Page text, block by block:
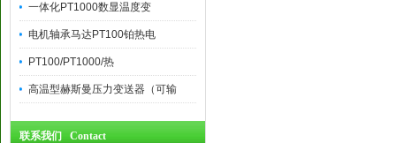
一体化PT1000数显温度变
电机轴承马达PT100铂热电
PT100/PT1000/热
高温型赫斯曼压力变送器（可输
联系我们 Contact